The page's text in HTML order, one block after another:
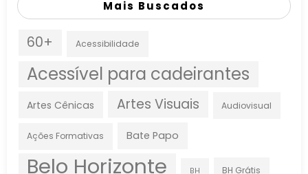
Mais Buscados
60+ Acessibilidade
Acessível para cadeirantes
Artes Cênicas Artes Visuais Audiovisual
Ações Formativas Bate Papo
Belo Horizonte BH BH Grátis